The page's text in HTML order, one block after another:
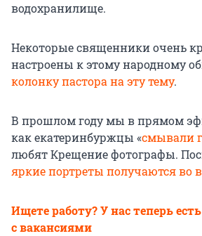
водохранилище.
Некоторые священники очень
настроены к этому народному
колонку пастора на эту тему.
В прошлом году мы в прямом
как екатеринбуржцы «смывали
любят Крещение фотографы.
яркие портреты получаются во
Ищете работу? У нас теперь
с вакансиями